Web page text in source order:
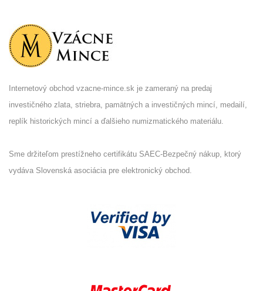
Internetový obchod vzacne-mince.sk je zameraný na predaj
investičného zlata, striebra, pamätných a investičných mincí, medailí,
replík historických mincí a ďalšieho numizmatického materiálu.
Sme držiteľom prestížneho certifikátu SAEC-Bezpečný nákup, ktorý
vydáva Slovenská asociácia pre elektronický obchod.